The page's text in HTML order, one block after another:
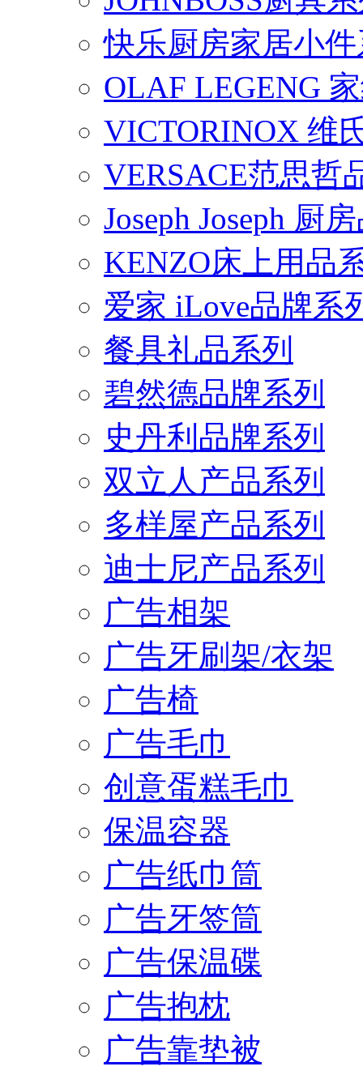
快乐厨房家居小
OLAF LEGENG
VICTORINOX 维
VERSACE范思哲
Joseph Joseph 厨
KENZO床上用品
爱家 iLove品牌系
餐具礼品系列
碧然德品牌系列
史丹利品牌系列
双立人产品系列
多样屋产品系列
迪士尼产品系列
广告相架
广告牙刷架/衣架
广告椅
广告毛巾
创意蛋糕毛巾
保温容器
广告纸巾筒
广告牙签筒
广告保温碟
广告抱枕
广告靠垫被